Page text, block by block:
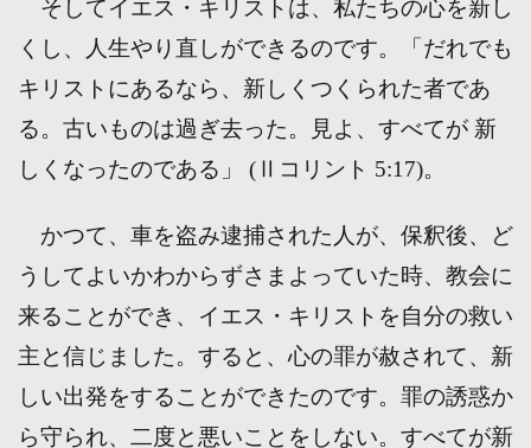
そしてイエス・キリストは、私たちの心を新し
くし、人生やり直しができるのです。「だれでも
キリストにあるなら、新しくつくられた者であ
る。古いものは過ぎ去った。見よ、すべてが 新
しくなったのである」 (Ⅱコリント 5:17)。
かつて、車を盗み逮捕された人が、保釈後、ど
うしてよいかわからずさまよっていた時、教会に
来ることができ、イエス・キリストを自分の救い
主と信じました。すると、心の罪が赦されて、新
しい出発をすることができたのです。罪の誘惑か
ら守られ、二度と悪いことをしない。すべてが新